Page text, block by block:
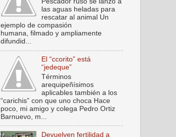
las aguas heladas para
rescatar al animal Un
ejemplo de compasión
humana, filmado y ampliamente
difundid...
El “ccorito” está
“jedeque”
Términos
arequipeñísimos
aplicables también a los
“carichis” con que uno choca Hace
poco, mi amigo y colega Pedro Ortiz
Barnuevo, m...
Devuelven fertilidad a